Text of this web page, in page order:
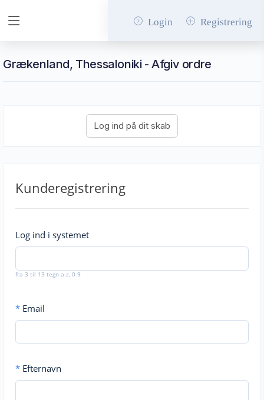
Login Registrering
Grækenland, Thessaloniki - Afgiv ordre
Kunderegistrering
Log ind i systemet
fra 3 til 13 tegn a-z, 0-9
* Email
* Efternavn